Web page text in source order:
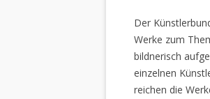
Der
Werke zum
bildnerisch
einzelnen
reichen die